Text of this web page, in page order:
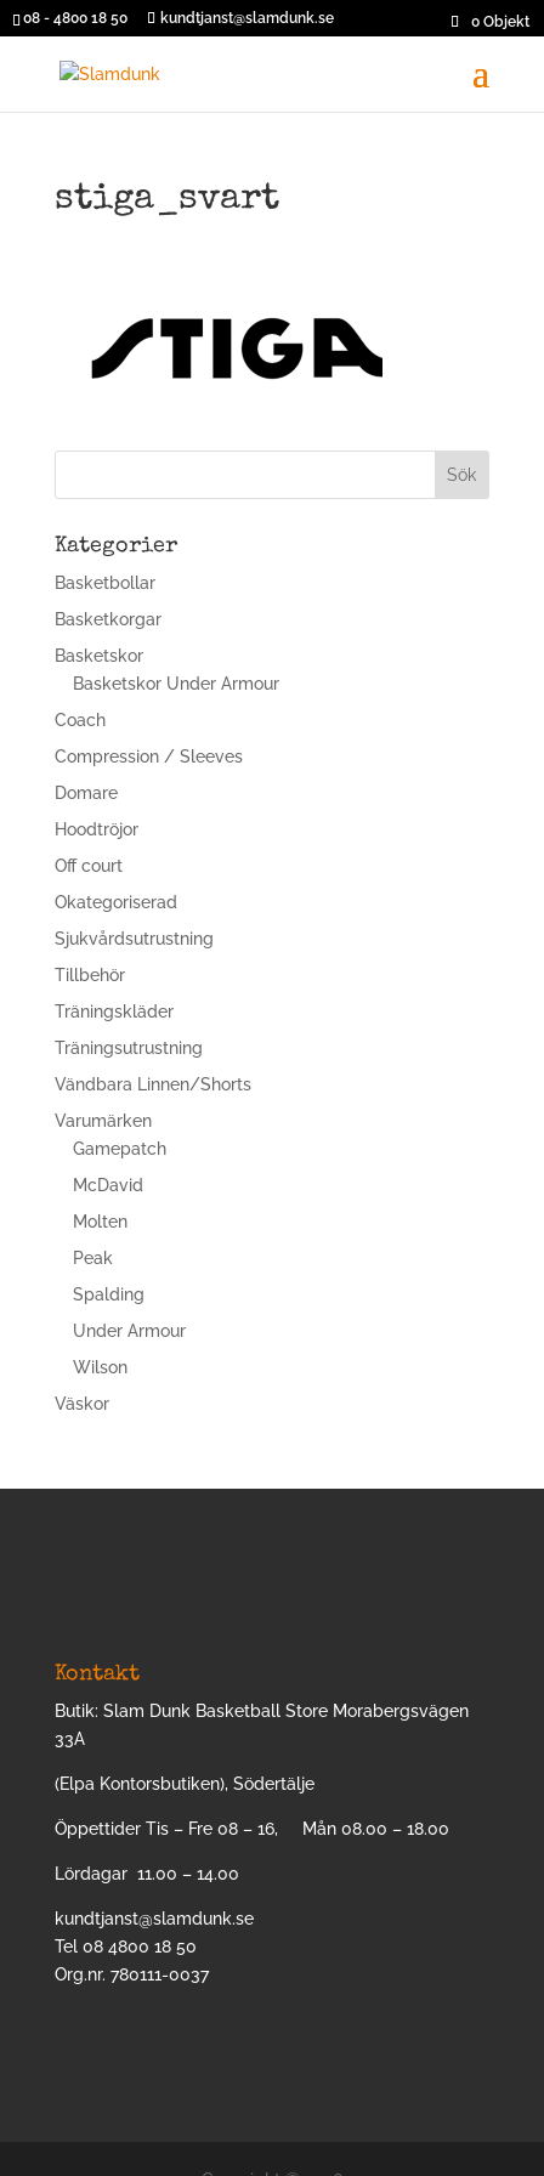
08 - 4800 18 50 kundtjanst@slamdunk.se 0 Objekt
stiga_svart
Kategorier
Basketbollar
Basketkorgar
Basketskor
Basketskor Under Armour
Coach
Compression / Sleeves
Domare
Hoodtröjor
Off court
Okategoriserad
Sjukvårdsutrustning
Tillbehör
Träningskläder
Träningsutrustning
Vändbara Linnen/Shorts
Varumärken
Gamepatch
McDavid
Molten
Peak
Spalding
Under Armour
Wilson
Väskor
Kontakt
Butik: Slam Dunk Basketball Store Morabergsvägen
33A
(Elpa Kontorsbutiken), Södertälje
Öppettider Tis – Fre 08 – 16, Mån 08.00 – 18.00
Lördagar 11.00 – 14.00
kundtjanst@slamdunk.se
Tel 08 4800 18 50
Org.nr. 780111-0037